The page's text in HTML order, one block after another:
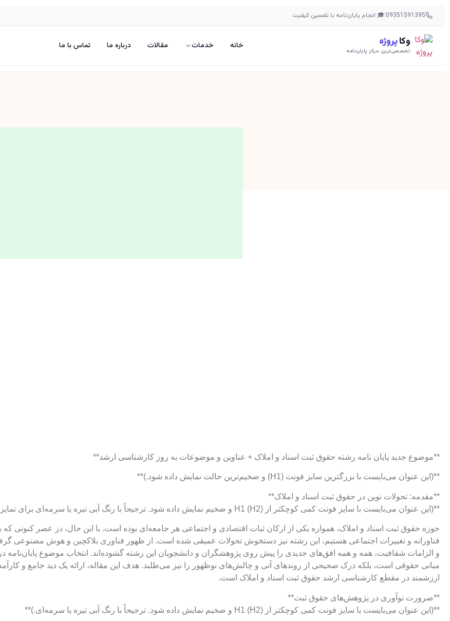
09351591395
|🎓 انجام پایان‌نامه با تضمین کیفیت
وکاپروژه
تخصصی‌ترین مرکز پایان‌نامه خانه خدمات مقالات درباره ما تماس با ما
**موضوع جدید پایان نامه رشته حقوق ثبت اسناد و املاک + عناوین و موضوعات به روز کارشناسی ارشد**
**(این عنوان می‌بایست با بزرگترین سایز فونت (H1) و ضخیم‌ترین حالت نمایش داده شود.)**
**مقدمه: تحولات نوین در حقوق ثبت اسناد و املاک**
**(این عنوان می‌بایست با سایز فونت کمی کوچکتر از H1 (H2) و ضخیم نمایش داده شود. ترجیحاً با رنگ آبی تیره یا سرمه‌ای برای تمایز و زیبایی بیشتر.)**
حوزه حقوق ثبت اسناد و املاک، همواره یکی از ارکان ثبات اقتصادی و اجتماعی هر جامعه‌ای بوده است. با این حال، در عصر
فناورانه و تغییرات اجتماعی هستیم، این رشته نیز دستخوش تحولات عمیقی شده است. از ظهور فناوری بلاکچین و هوش مصنوعی
و الزامات شفافیت، همه و همه افق‌های جدیدی را پیش روی پژوهشگران و دانشجویان این رشته گشوده‌اند. انتخاب موضوع پایان‌نامه در
مبانی حقوقی است، بلکه درک صحیحی از روندهای آتی و چالش‌های نوظهور را نیز می‌طلبد. هدف این مقاله، ارائه یک دید جامع و
ارزشمند در مقطع کارشناسی ارشد حقوق ثبت اسناد و املاک است.
**ضرورت نوآوری در پژوهش‌های حقوق ثبت**
**(این عنوان می‌بایست با سایز فونت کمی کوچکتر از H1 (H2) و ضخیم نمایش داده شود. ترجیحاً با رنگ آبی تیره یا سرمه‌ای.)**